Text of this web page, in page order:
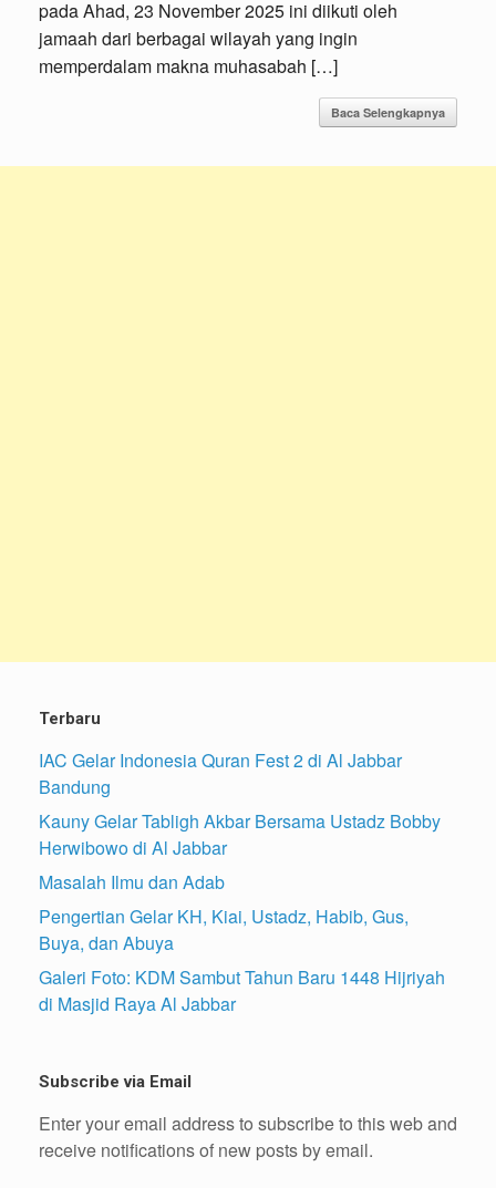
pada Ahad, 23 November 2025 ini diikuti oleh
jamaah dari berbagai wilayah yang ingin
memperdalam makna muhasabah […]
Baca Selengkapnya
Terbaru
IAC Gelar Indonesia Quran Fest 2 di Al Jabbar
Bandung
Kauny Gelar Tabligh Akbar Bersama Ustadz Bobby
Herwibowo di Al Jabbar
Masalah Ilmu dan Adab
Pengertian Gelar KH, Kiai, Ustadz, Habib, Gus,
Buya, dan Abuya
Galeri Foto: KDM Sambut Tahun Baru 1448 Hijriyah
di Masjid Raya Al Jabbar
Subscribe via Email
Enter your email address to subscribe to this web and
receive notifications of new posts by email.